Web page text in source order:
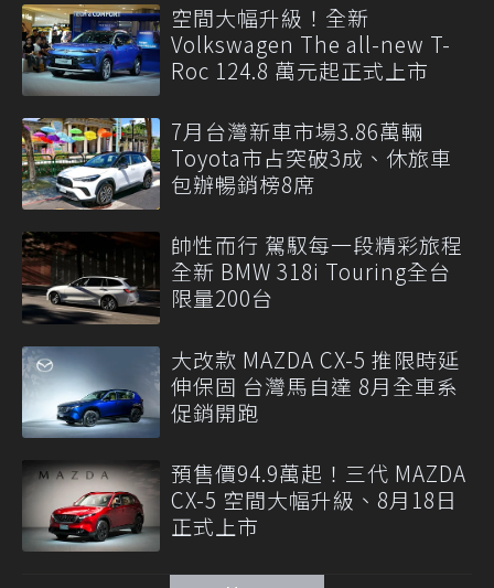
空間大幅升級！全新
Volkswagen The all-new T-
Roc 124.8 萬元起正式上市
7月台灣新車市場3.86萬輛
Toyota市占突破3成、休旅車
包辦暢銷榜8席
帥性而行 駕馭每一段精彩旅程
全新 BMW 318i Touring全台
限量200台
大改款 MAZDA CX-5 推限時延
伸保固 台灣馬自達 8月全車系
促銷開跑
預售價94.9萬起！三代 MAZDA
CX-5 空間大幅升級、8月18日
正式上市